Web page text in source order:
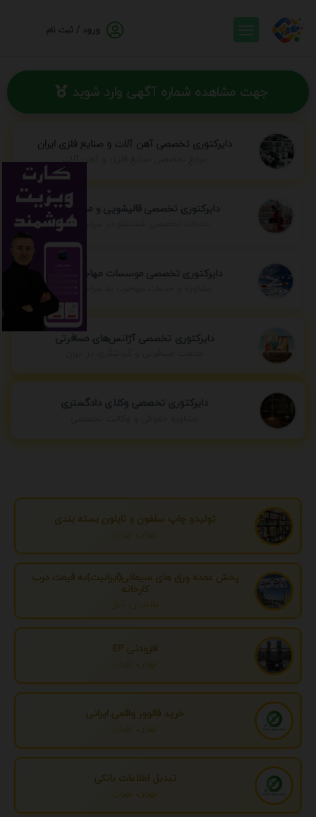
ورود / ثبت نام
دایرکتوری تخصصی آهن آلات و صنایع فلزی ایران
مرجع تخصصی صنایع فلزی و آهن آلات
دایرکتوری تخصصی قالیشویی و مبل شویی
خدمات تخصصی شستشو در سراسر ایران
دایرکتوری تخصصی موسسات مهاجرتی ایران
مشاوره و خدمات مهاجرت به سراسر جهان
دایرکتوری تخصصی آژانس‌های مسافرتی
دایرکتوری تخصصی وکلای دادگستری
تولیدو چاپ سلفون و نایلون بسته بندی
تهران، تهران
پخش عمده ورق های سیمانی(ایرانیت)به قیمت درب
کارخانه
مازندران، آمل
افزودنی EP
تهران، تهران
خرید فالوور واقعی ایرانی
تهران، تهران
تبدیل اطلاعات بانکی
تهران، تهران
جهت مشاهده شماره آگهی وارد شوید